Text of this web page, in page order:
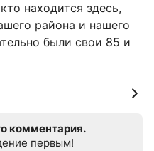
находится здесь,
района и нашего
были свои 85 и
комментария.
первым!